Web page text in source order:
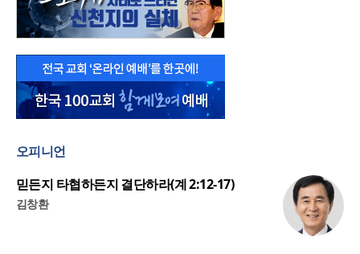
오피니언
믿든지 타협하든지 결단하라(계 2:12-17)
김창환